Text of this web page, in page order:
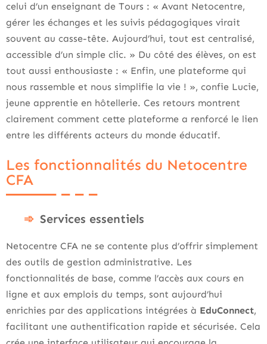
celui d’un enseignant de Tours : « Avant Netocentre,
gérer les échanges et les suivis pédagogiques virait
souvent au casse-tête. Aujourd’hui, tout est centralisé,
accessible d’un simple clic. » Du côté des élèves, on est
tout aussi enthousiaste : « Enfin, une plateforme qui
nous rassemble et nous simplifie la vie ! », confie Lucie,
jeune apprentie en hôtellerie. Ces retours montrent
clairement comment cette plateforme a renforcé le lien
entre les différents acteurs du monde éducatif.
Les fonctionnalités du Netocentre
CFA
Services essentiels
Netocentre CFA ne se contente plus d’offrir simplement
des outils de gestion administrative. Les
fonctionnalités de base, comme l’accès aux cours en
ligne et aux emplois du temps, sont aujourd’hui
enrichies par des applications intégrées à EduConnect,
facilitant une authentification rapide et sécurisée. Cela